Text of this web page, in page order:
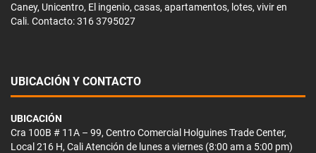
Caney, Unicentro, El ingenio, casas, apartamentos, lotes, vivir en
Cali. Contacto: 316 3795027
UBICACIÓN Y CONTACTO
UBICACIÓN
Cra 100B # 11A – 99, Centro Comercial Holguines Trade Center,
Local 216 H, Cali Atención de lunes a viernes (8:00 am a 5:00 pm)